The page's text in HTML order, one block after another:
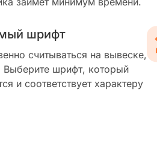
шрифт
считываться на вывеске,
Выберите шрифт, который
и соответствует характеру